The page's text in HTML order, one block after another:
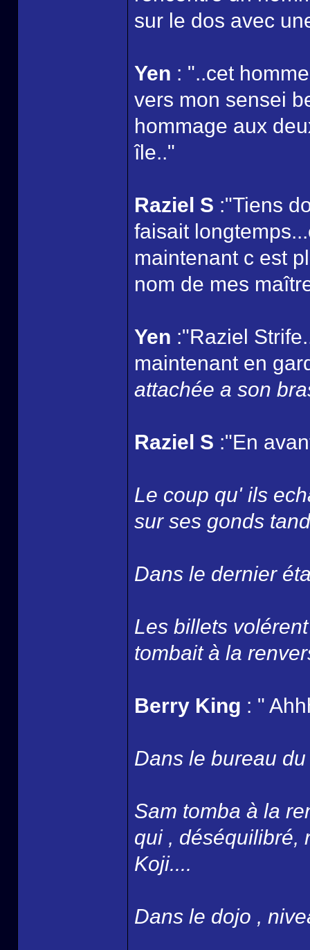
sur le dos avec
Yen : "..cet
vers mon sensei
hommage aux
île.."
Raziel S :"Tiens
faisait
maintenant c est
nom de mes
Yen :"Raziel
maintenant en
attachée a son
Raziel S :"En
Le coup qu' ils
sur ses gonds
Dans le dernier
Les billets
tombait à la
Berry King : "
Dans le bureau
Sam tomba à la
qui , déséquilibré,
Koji....
Dans le dojo ,